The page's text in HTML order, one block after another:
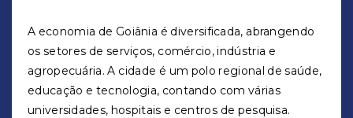
A economia de Goiânia é diversificada, abrangendo
os setores de serviços, comércio, indústria e
agropecuária. A cidade é um polo regional de saúde,
educação e tecnologia, contando com várias
universidades, hospitais e centros de pesquisa.